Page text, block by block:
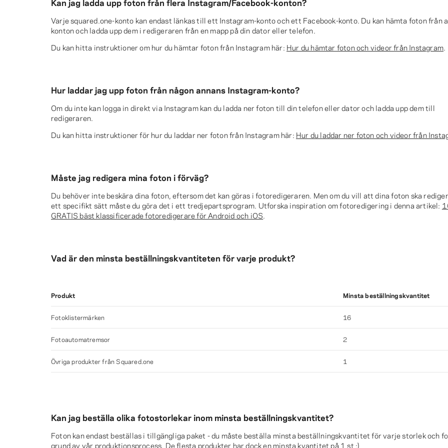
Varje squared.one-konto kan endast länkas till ett Instagram-konto och ett Facebook-konto. Du kan hämta foton från
konton och ladda upp dem i redigeraren från en mapp på din dator eller telefon.
Du kan hitta instruktioner om hur du hämtar foton från Instagram här: Hur du hämtar foton och videor från Instagram.
Hur laddar jag upp foton från någon annans Instagram-konto?
Om du inte kan logga in direkt via Instagram kan du ladda ner foton till din telefon eller dator och ladda upp dem till
redigeraren.
Du kan hitta instruktioner för hur du laddar ner foton från Instagram här: Hur du laddar ner foton och videor från
Måste jag redigera mina foton i förväg?
Du behöver inte beskära dina foton, eftersom det kan göras i fotoredigeraren. Men om du vill att dina foton ska
ett specifikt sätt måste du göra det i ett tredjepartsprogram. Utforska inspiration om fotoredigering i denna artikel:
GRATIS bäst klassificerade fotoredigerare för Android och iOS.
Vad är den minsta beställningskvantiteten för varje produkt?
Produkt Minsta beställningskvantitet
Fotoklistermärken 16
Fotoautomatremsor 2
Övriga produkter från Squared.one 1
Kan jag beställa olika fotostorlekar inom minsta beställningskvantitet?
Foton kan endast beställas i tillgängliga paket - du måste beställa minsta beställningskvantitet för varje storlek och
grund av vår produktionsprocess. De flesta produkter har dock en minsta kvantitet på 1 st :)